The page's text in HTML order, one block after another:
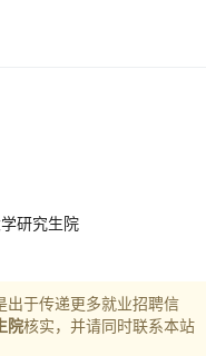
研究生院
出于传递更多就业招聘信
院核实，并请同时联系本站